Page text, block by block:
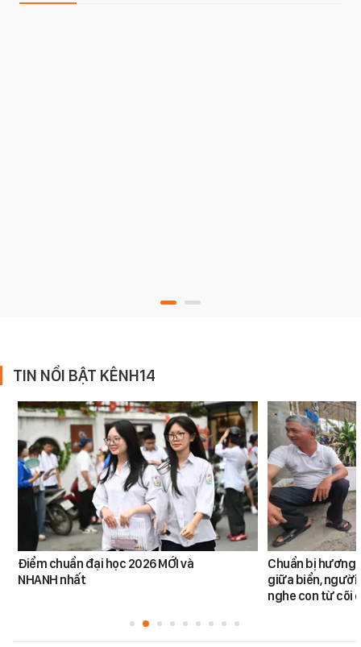
TIN NỔI BẬT KÊNH14
Điểm chuẩn đại học 2026 MỚI và
NHANH nhất
Chuẩn bị hương
giữa biển,
nghe con từ cõi